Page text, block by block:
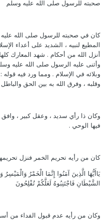
صحبته للرسول صلى الله عليه وسلم
كان في صحبته للرسول صلى الله عليه
المطيع لنبيه ، الشديد على أعداء
أنزل الله من أحكام . شهد المعارك
وأثنى عليه الرسول صلى الله عليه
وبلائه في الإسلام . ومما ورد فيه
وقلبه ، وفرق الله به بين الحق
وكان ذا رأي سديد ، وعقل كبير ،
فيها الوحي .
كان من رأيه تحريم الخمر فنزل
يَاأَيُّهَا الَّذِينَ آمَنُوا إِنَّمَا الْخَمْرُ
الشَّيْطَانِ فَاجْتَنِبُوهُ لَعَلَّكُمْ تُفْلِحُونَ
وكان من رأيه عدم قبول الفداء من